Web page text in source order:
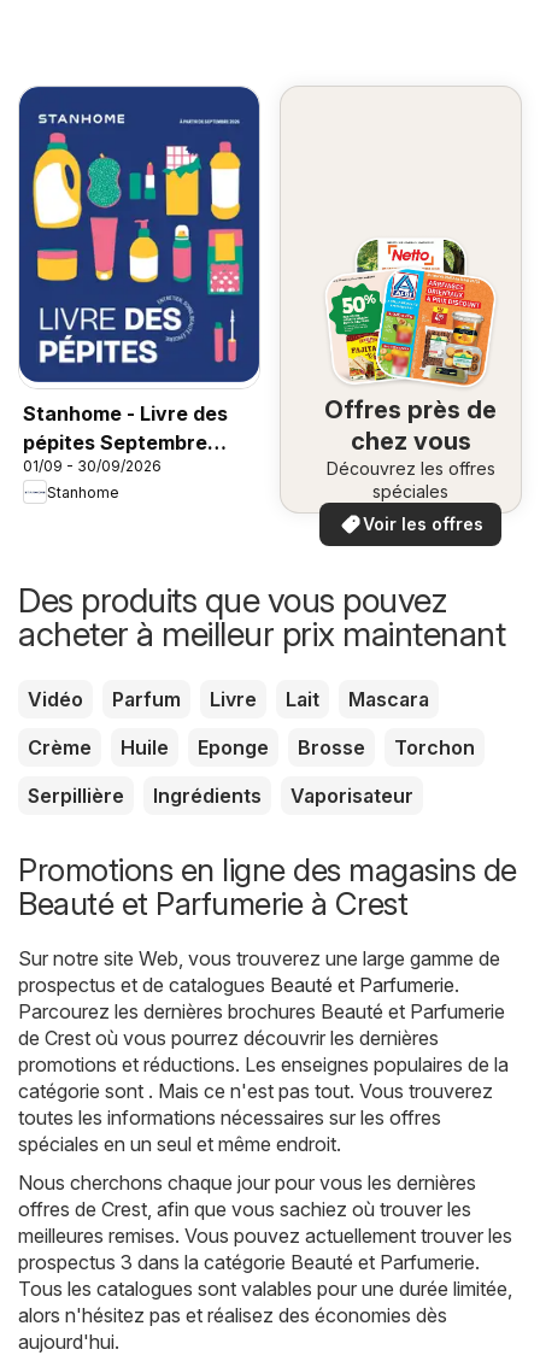
Stanhome - Livre des
pépites Septembre
2026
01/09 - 30/09/2026
Stanhome
Offres près de
chez vous
Découvrez les offres
spéciales
Voir les offres
Des produits que vous pouvez
acheter à meilleur prix maintenant
Vidéo Parfum Livre Lait
Mascara
Crème
Huile Eponge Brosse
Torchon
Serpillière
Ingrédients Vaporisateur
Promotions en ligne des magasins de
Beauté et Parfumerie à Crest
Sur notre site Web, vous trouverez une large gamme de
prospectus et de catalogues Beauté et Parfumerie.
Parcourez les dernières brochures Beauté et Parfumerie
de Crest où vous pourrez découvrir les dernières
promotions et réductions. Les enseignes populaires de la
catégorie sont . Mais ce n'est pas tout. Vous trouverez
toutes les informations nécessaires sur les offres
spéciales en un seul et même endroit.
Nous cherchons chaque jour pour vous les dernières
offres de Crest, afin que vous sachiez où trouver les
meilleures remises. Vous pouvez actuellement trouver les
prospectus 3 dans la catégorie Beauté et Parfumerie.
Tous les catalogues sont valables pour une durée limitée,
alors n'hésitez pas et réalisez des économies dès
aujourd'hui.